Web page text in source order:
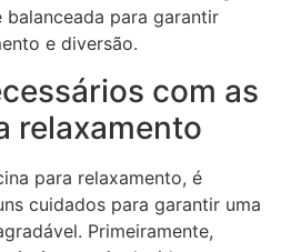
balanceada para garantir
e diversão.
com as
relaxamento
para relaxamento, é
cuidados para garantir uma
Primeiramente,